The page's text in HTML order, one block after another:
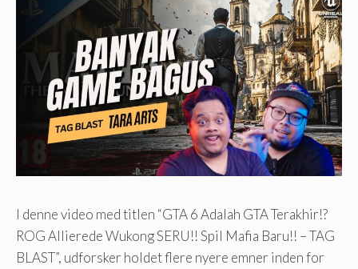
I denne video med titlen “GTA 6 Adalah GTA Terakhir!?
ROG Allierede Wukong SERU!! Spil Mafia Baru!! – TAG
BLAST”, udforsker holdet flere nyere emner inden for